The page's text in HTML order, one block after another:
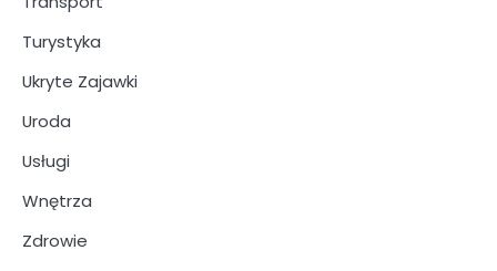
Turystyka
Ukryte Zajawki
Uroda
Usługi
Wnętrza
Zdrowie